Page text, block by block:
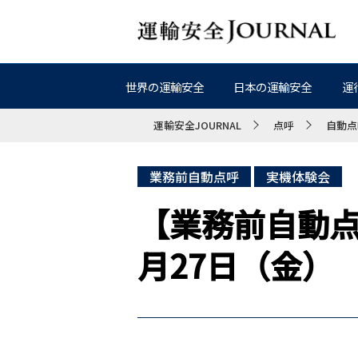
世界の運輸安全 日本の運輸安全 運
運輸安全JOURNAL 点呼 自動
業務前自動点呼 実機体験会
【業務前自
月27日（金）